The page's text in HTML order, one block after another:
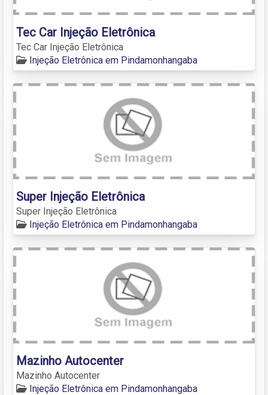
Tec Car Injeção Eletrônica
Tec Car Injeção Eletrônica
Injeção Eletrônica em Pindamonhangaba
Super Injeção Eletrônica
Super Injeção Eletrônica
Injeção Eletrônica em Pindamonhangaba
Mazinho Autocenter
Mazinho Autocenter
Injeção Eletrônica em Pindamonhangaba